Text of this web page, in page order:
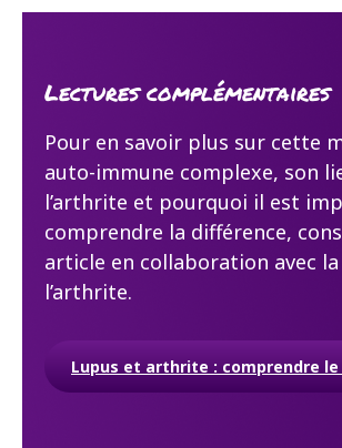
Lectures complémentaires
Pour en savoir plus sur cette
auto-immune complexe, son
l’arthrite et pourquoi il est
comprendre la différence,
article en collaboration avec la
l’arthrite.
Lupus et arthrite : comprendre